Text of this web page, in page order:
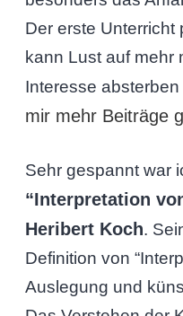
Der erste Unterricht
kann Lust auf mehr
Interesse
mir mehr Beiträge
Sehr gespannt war
“Interpretation
Heribert Koch.
Definition von
Auslegung und